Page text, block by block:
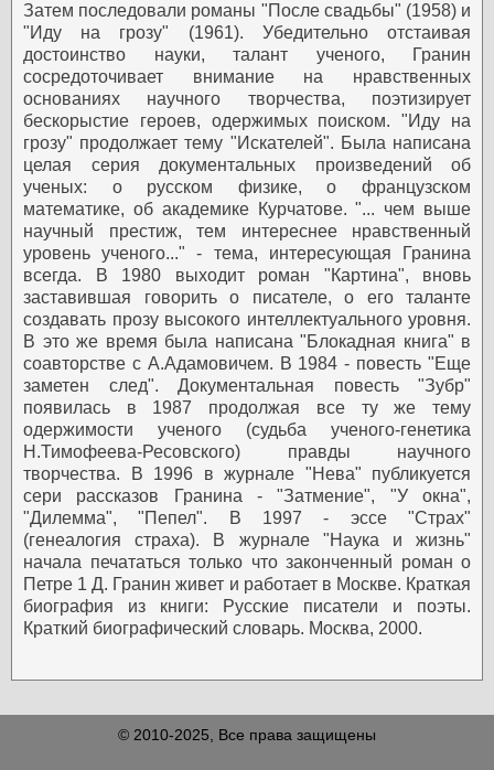
Затем последовали романы "После свадьбы" (1958) и
"Иду на грозу" (1961). Убедительно отстаивая
достоинство науки, талант ученого, Гранин
сосредоточивает внимание на нравственных
основаниях научного творчества, поэтизирует
бескорыстие героев, одержимых поиском. "Иду на
грозу" продолжает тему "Искателей". Была написана
целая серия документальных произведений об
ученых: о русском физике, о французском
математике, об академике Курчатове. "... чем выше
научный престиж, тем интереснее нравственный
уровень ученого..." - тема, интересующая Гранина
всегда. В 1980 выходит роман "Картина", вновь
заставившая говорить о писателе, о его таланте
создавать прозу высокого интеллектуального уровня.
В это же время была написана "Блокадная книга" в
соавторстве с А.Адамовичем. В 1984 - повесть "Еще
заметен след". Документальная повесть "Зубр"
появилась в 1987 продолжая все ту же тему
одержимости ученого (судьба ученого-генетика
Н.Тимофеева-Ресовского) правды научного
творчества. В 1996 в журнале "Нева" публикуется
сери рассказов Гранина - "Затмение", "У окна",
"Дилемма", "Пепел". В 1997 - эссе "Страх"
(генеалогия страха). В журнале "Наука и жизнь"
начала печататься только что законченный роман о
Петре 1 Д. Гранин живет и работает в Москве. Краткая
биография из книги: Русские писатели и поэты.
Краткий биографический словарь. Москва, 2000.
© 2010-2025, Все права защищены